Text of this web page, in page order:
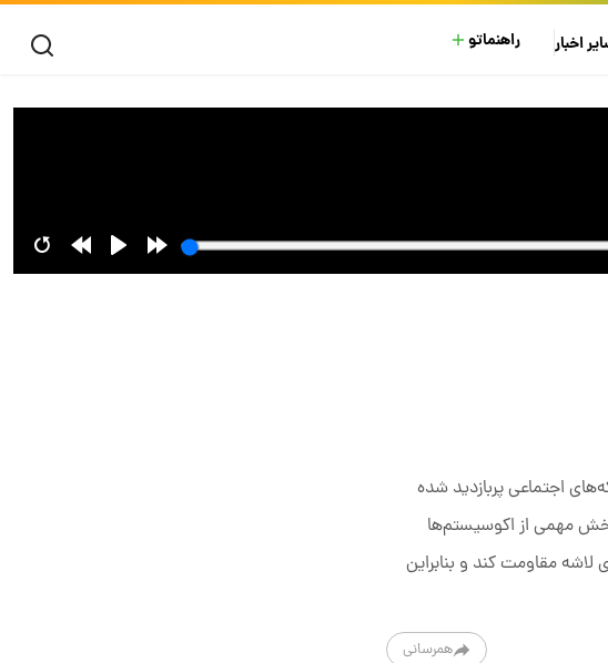
اخبار راهنماتو
اجتماعی پربازدید شده
مهمی از اکوسیستم‌ها
مقاومت کند و بنابراین
همرسانی